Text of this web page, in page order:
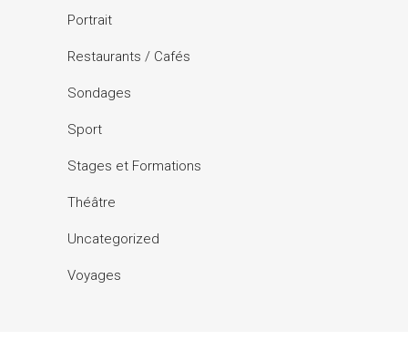
Portrait
Restaurants / Cafés
Sondages
Sport
Stages et Formations
Théâtre
Uncategorized
Voyages